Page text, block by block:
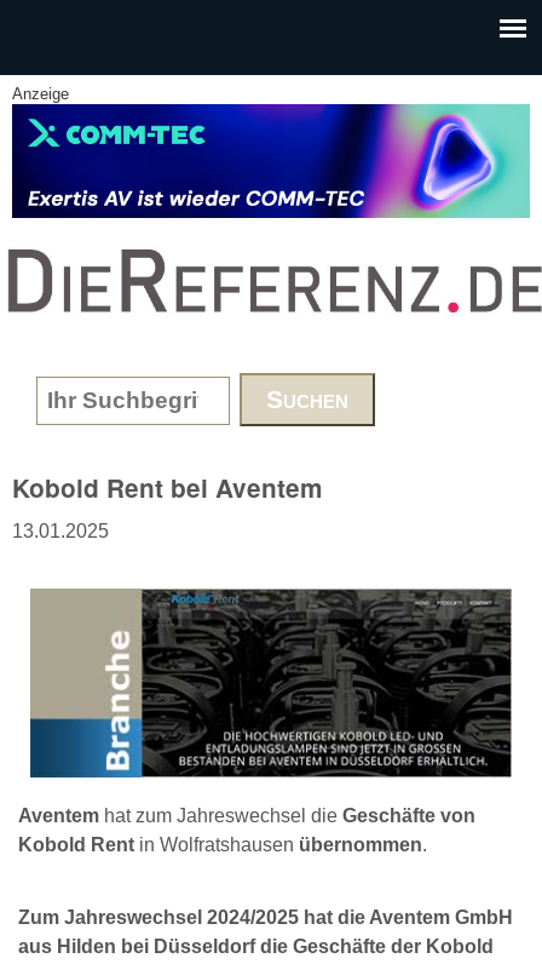
Anzeige
www.DieReferenz.de
Search form
Kobold Rent bei Aventem
13.01.2025
Aventem hat zum Jahreswechsel die Geschäfte von
Kobold Rent in Wolfratshausen übernommen.
Zum Jahreswechsel 2024/2025 hat die Aventem GmbH
aus Hilden bei Düsseldorf die Geschäfte der Kobold